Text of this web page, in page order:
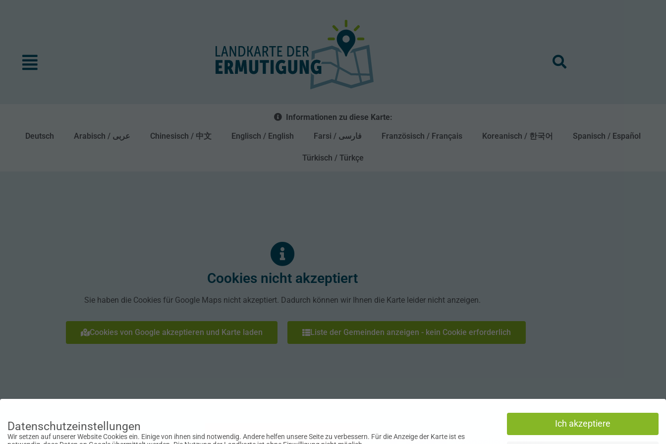
Informationen zu diese Karte:
Deutsch Arabisch / عربى Chinesisch / 中文 Englisch / English Farsi / فارسی Französisch / Français Koreanisch / 한국어 Spanisch / Español
Türkisch / Türkçe
Cookies nicht akzeptiert
Sie haben die Cookies für Google Maps nicht akzeptiert. Dadurch können wir Ihnen die Karte leider nicht anzeigen.
Cookies von Google akzeptieren und Karte laden Liste der Gemeinden anzeigen - kein Cookie erforderlich
Datenschutzeinstellungen
Wir setzen auf unserer Website Cookies ein. Einige von ihnen sind notwendig. Andere helfen unsere Seite zu verbessern. Für die Anzeige der Karte ist es
Ich akzeptiere